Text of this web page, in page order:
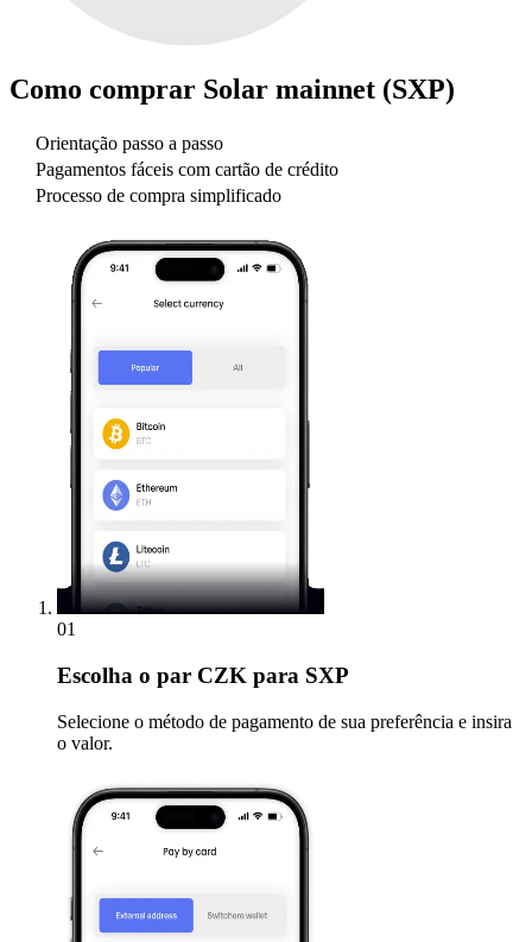
Como comprar Solar mainnet (SXP)
Orientação passo a passo
Pagamentos fáceis com cartão de crédito
Processo de compra simplificado
01
Escolha o par CZK para SXP
Selecione o método de pagamento de sua preferência e insira
o valor.